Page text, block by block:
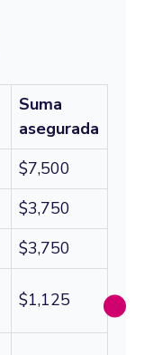
Suma
asegurada
$7,500
$3,750
$3,750
$1,125